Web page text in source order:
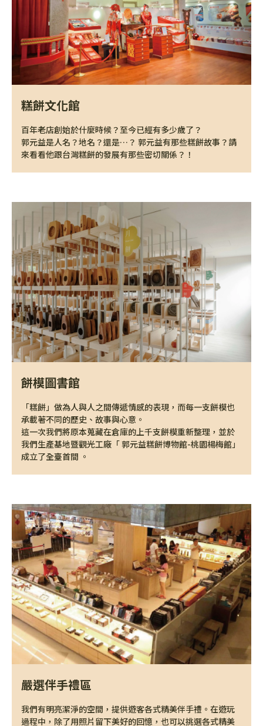
糕餅文化館
百年老店創始於什麼時候？至今已經有多少歲了？
郭元益是人名？地名？還是…？ 郭元益有那些糕餅故事？請
來看看他跟台灣糕餅的發展有那些密切關係？！
餅模圖書館
「糕餅」做為人與人之間傳遞情感的表現，而每一支餅模也
承載著不同的歷史、故事與心意。
這一次我們將原本蒐藏在倉庫的上千支餅模重新整理，並於
我們生產基地暨觀光工廠「 郭元益糕餅博物館-桃園楊梅館」
成立了全臺首間 。
嚴選伴手禮區
我們有明亮潔淨的空間，提供遊客各式精美伴手禮。在遊玩
過程中，除了用照片留下美好的回憶，也可以挑選各式精美